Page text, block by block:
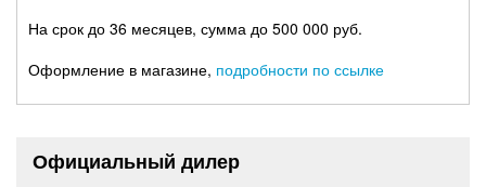
На срок до 36 месяцев, сумма до 500 000 руб.
Оформление в магазине, подробности по ссылке
Официальный дилер